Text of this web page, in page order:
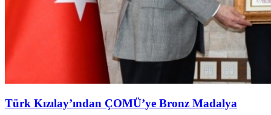
Türk Kızılay’ından ÇOMÜ’ye Bronz Madalya